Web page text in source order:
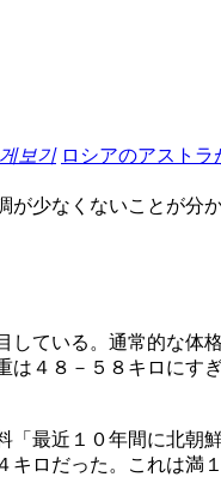
보기 ロシアのアスト
少なくないことが分
ている。通常的な
４８－５８キロに
最近１０年間に北朝
ロだった。これは